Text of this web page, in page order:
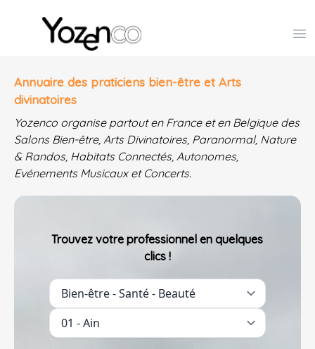
Yozenco - Organisateur de Salons, Evénements et
Annuaire des praticiens bien-être et Arts
divinatoires
Yozenco organise partout en France et en Belgique des
Salons Bien-être, Arts Divinatoires, Paranormal, Nature
& Randos, Habitats Connectés, Autonomes,
Evénements Musicaux et Concerts.
Trouvez votre professionnel en quelques
clics !